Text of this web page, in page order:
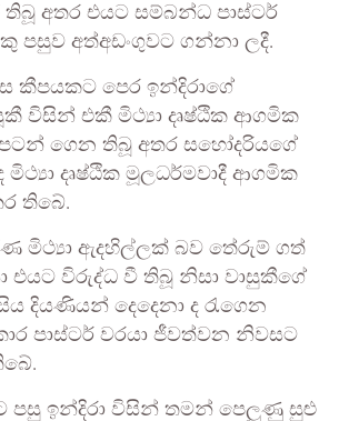
තිබූ අතර එයට සම්බන්ධ පාස්ටර්
පසුව අත්අඩංගුවට ගන්නා ලදී.
කීපයකට පෙර ඉන්දිරාගේ
විසින් එකී මිථ්‍යා දෘෂ්ඨික ආගමික
ගෙන තිබූ අතර සහෝදරියගේ
මිථ්‍යා දෘෂ්ඨික මූලධර්මවාදී ආගමික
තිබේ.
මිථ්‍යා ඇදහිල්ලක් බව තේරුම් ගත්
එයට විරුද්ධ වී තිබූ නිසා වාසුකීගේ
දියණියන් දෙදෙනා ද රැගෙන
පාස්ටර් වරයා ජීවත්වන නිවසට
පසු ඉන්දිරා විසින් තමන් පෙලුණු සුළු